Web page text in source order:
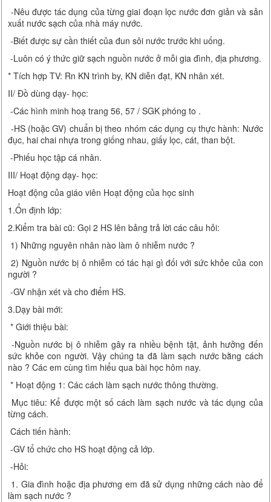
-Nêu được tác dụng của từng giai đoạn lọc nước đơn giản và sản
xuất nước sạch của nhà máy nước.
-Biết được sự cần thiết của đun sôi nước trước khi uống.
-Luôn có ý thức giữ sạch nguồn nước ở mỗi gia đình, địa phương.
* Tích hợp TV: Rn KN trình by, KN diễn đạt, KN nhân xét.
II/ Đồ dùng dạy- học:
-Các hình minh hoạ trang 56, 57 / SGK phóng to .
-HS (hoặc GV) chuẩn bị theo nhóm các dụng cụ thực hành: Nước
đục, hai chai nhựa trong giống nhau, giấy lọc, cát, than bột.
-Phiếu học tập cá nhân.
III/ Hoạt động dạy- học:
Hoạt động của giáo viên Hoạt động của học sinh
1.Ổn định lớp:
2.Kiểm tra bài cũ: Gọi 2 HS lên bảng trả lời các câu hỏi:
1) Những nguyên nhân nào làm ô nhiễm nước ?
2) Nguồn nước bị ô nhiễm có tác hại gì đối với sức khỏe của con
người ?
-GV nhận xét và cho điểm HS.
3.Dạy bài mới:
* Giới thiệu bài:
-Nguồn nước bị ô nhiễm gây ra nhiều bệnh tật, ảnh hưởng đến
sức khỏe con người. Vậy chúng ta đã làm sạch nước bằng cách
nào ? Các em cùng tìm hiểu qua bài học hôm nay.
* Hoạt động 1: Các cách làm sạch nước thông thường.
Mục tiêu: Kể được một số cách làm sạch nước và tác dụng của
từng cách.
Cách tiến hành:
-GV tổ chức cho HS hoạt động cả lớp.
-Hỏi:
1. Gia đình hoặc địa phương em đã sử dụng những cách nào để
làm sạch nước ?